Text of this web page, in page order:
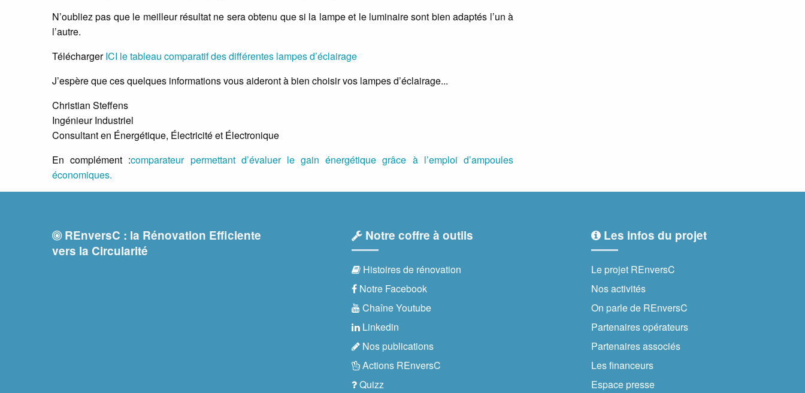
N’oubliez pas que le meilleur résultat ne sera obtenu que si la lampe et le luminaire sont bien adaptés l’un à
l’autre.
TéléchargerICI le tableau comparatif des différentes lampes d’éclairage
J’espère que ces quelques informations vous aideront à bien choisir vos lampes d’éclairage...
Christian Steffens
Ingénieur Industriel
Consultant en Énergétique, Électricité et Électronique
En complément :comparateur permettant d’évaluer le gain énergétique grâce à l’emploi d’ampoules
économiques.
REnversC : la Rénovation Efficiente
vers la Circularité
Notre coffre à outils
Histoires de rénovation
Notre Facebook
Chaîne Youtube
Linkedin
Nos publications
Actions REnversC
Quizz
Les infos du projet
Le projet REnversC
Nos activités
On parle de REnversC
Partenaires opérateurs
Partenaires associés
Les financeurs
Espace presse